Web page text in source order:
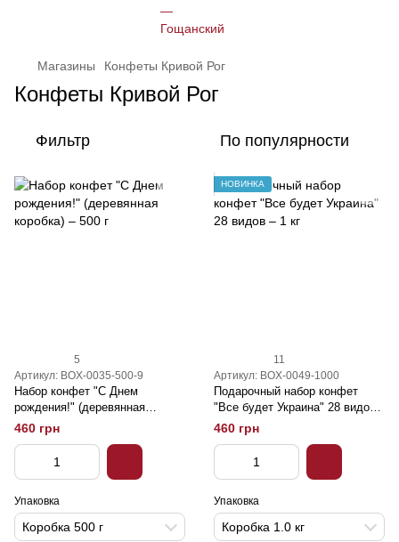
Магазины Конфеты Кривой Рог
Конфеты Кривой Рог
Фильтр По популярности
5
Артикул: BOX-0035-500-9
Набор конфет "С Днем
рождения!" (деревянная
коробка) – 500 г
460 грн
Упаковка
Коробка 500 г
НОВИНКА
11
Артикул: BOX-0049-1000
Подарочный набор конфет
"Все будет Украина" 28 видов
– 1 кг
460 грн
Упаковка
Коробка 1.0 кг